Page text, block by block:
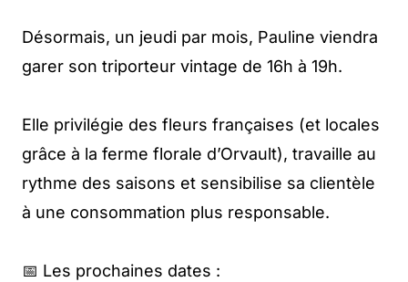
Désormais, un jeudi par mois, Pauline viendra
garer son triporteur vintage de 16h à 19h.
Elle privilégie des fleurs françaises (et locales
grâce à la ferme florale d’Orvault), travaille au
rythme des saisons et sensibilise sa clientèle
à une consommation plus responsable.
📅 Les prochaines dates :